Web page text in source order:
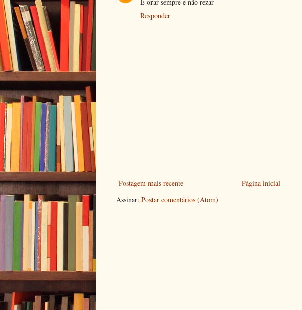
E orar sempre e não rezar
Responder
Postagem mais recente
Página inicial
Assinar: Postar comentários (Atom)